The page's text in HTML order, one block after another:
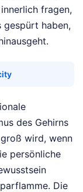
fragen,
haben,
des Gehirns
wird, wenn
persönliche
Die